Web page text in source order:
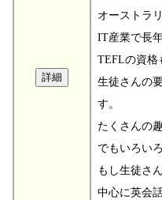
オーストラ
IT産業で長
TEFLの資格
生徒さんの
す。
たくさんの
でもいろい
もし生徒さ
中心に英会